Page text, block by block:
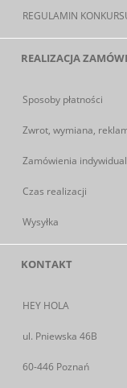
REGULAMIN
REALIZACJA
Sposoby płatności
Zwrot, wymiana,
Zamówienia
Czas realizacji
Wysyłka
KONTAKT
HEY HOLA
ul. Pniewska 46B
60-446 Poznań